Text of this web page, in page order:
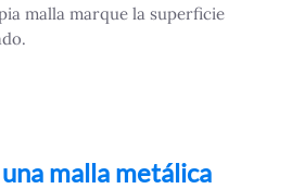
malla marque la superficie
malla metálica